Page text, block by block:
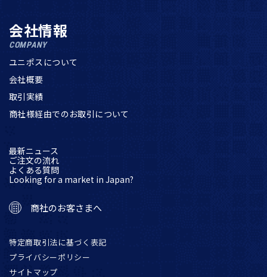
会社情報
COMPANY
ユニポスについて
会社概要
取引実績
商社様経由でのお取引について
最新ニュース
ご注文の流れ
よくある質問
Looking for a market in Japan?
商社のお客さまへ
特定商取引法に基づく表記
プライバシーポリシー
サイトマップ